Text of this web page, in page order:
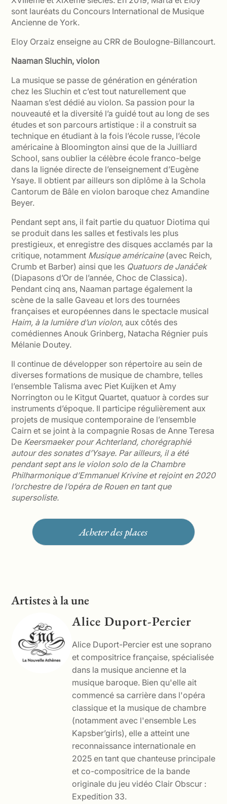
sont lauréats du Concours International de Musique
Ancienne de York.
Eloy Orzaiz enseigne au CRR de Boulogne-Billancourt.
Naaman Sluchin, violon
La musique se passe de génération en génération
chez les Sluchin et c’est tout naturellement que
Naaman s’est dédié au violon. Sa passion pour la
nouveauté et la diversité l’a guidé tout au long de ses
études et son parcours artistique : il a construit sa
technique en étudiant à la fois l’école russe, l’école
américaine à Bloomington ainsi que de la Juilliard
School, sans oublier la célèbre école franco-belge
dans la lignée directe de l’enseignement d’Eugène
Ysaye. Il obtient par ailleurs son diplôme à la Schola
Cantorum de Bâle en violon baroque chez Amandine
Beyer.
Pendant sept ans, il fait partie du quatuor Diotima qui
se produit dans les salles et festivals les plus
prestigieux, et enregistre des disques acclamés par la
critique, notamment Musique américaine(avec Reich,
Crumb et Barber) ainsi que les Quatuors de Janáček
(Diapasons d’Or de l’année, Choc de Classica).
Pendant cinq ans, Naaman partage également la
scène de la salle Gaveau et lors des tournées
françaises et européennes dans le spectacle musical
Haim, à la lumière d’un violon, aux côtés des
comédiennes Anouk Grinberg, Natacha Régnier puis
Mélanie Doutey.
Il continue de développer son répertoire au sein de
diverses formations de musique de chambre, telles
l’ensemble Talisma avec Piet Kuijken et Amy
Norrington ou le Kitgut Quartet, quatuor à cordes sur
instruments d’époque. Il participe régulièrement aux
projets de musique contemporaine de l’ensemble
Cairn et se joint à la compagnie Rosas de Anne Teresa
De Keersmaeker pourAchterland, chorégraphié
autour des sonates d’Ysaye. Par ailleurs, il a été
pendant sept ans le violon solo de la Chambre
Philharmonique d’Emmanuel Krivine et rejoint en 2020
l’orchestre de l’opéra de Rouen en tant que
supersoliste.
Acheter des places
Artistes à la une
Alice Duport-Percier
Alice Duport-Percier est une soprano
et compositrice française, spécialisée
dans la musique ancienne et la
musique baroque. Bien qu'elle ait
commencé sa carrière dans l'opéra
classique et la musique de chambre
(notamment avec l'ensemble Les
Kapsber’girls), elle a atteint une
reconnaissance internationale en
2025 en tant que chanteuse principale
et co-compositrice de la bande
originale du jeu vidéo Clair Obscur :
Expedition 33.